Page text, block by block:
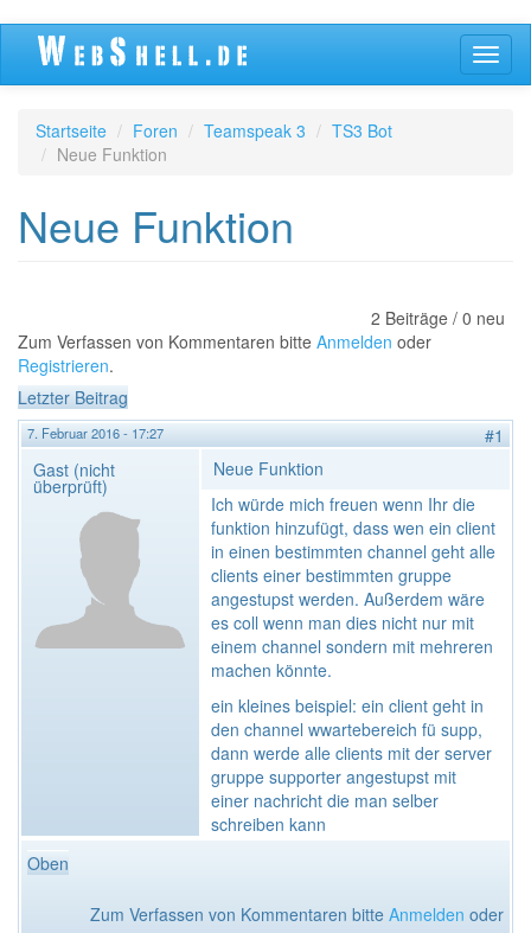
Direkt
Inhalt
Startseite Foren Teamspeak 3
TS3 Bot
Neue Funktion
Neue Funktion
2 Beiträge / 0 neu
Zum Verfassen von Kommentaren bitte Anmelden oder
Registrieren.
Letzter Beitrag
7. Februar 2016 - 17:27
#1
Gast (nicht
überprüft)
Neue Funktion
Ich würde mich freuen wenn Ihr die
funktion hinzufügt, dass wen ein client
in einen bestimmten channel geht alle
clients einer bestimmten gruppe
angestupst werden. Außerdem wäre
es coll wenn man dies nicht nur mit
einem channel sondern mit mehreren
machen könnte.
ein kleines beispiel: ein client geht in
den channel wwartebereich fü supp,
dann werde alle clients mit der server
gruppe supporter angestupst mit
einer nachricht die man selber
schreiben kann
Oben
Zum Verfassen von Kommentaren bitte Anmelden oder